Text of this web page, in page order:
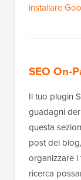
installare
SEO On-
Il tuo plugin
guadagni
questa
post del
organizzare
ricerca